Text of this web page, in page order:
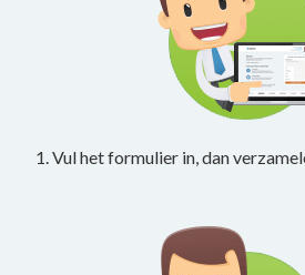
1. Vul het formulier in, dan